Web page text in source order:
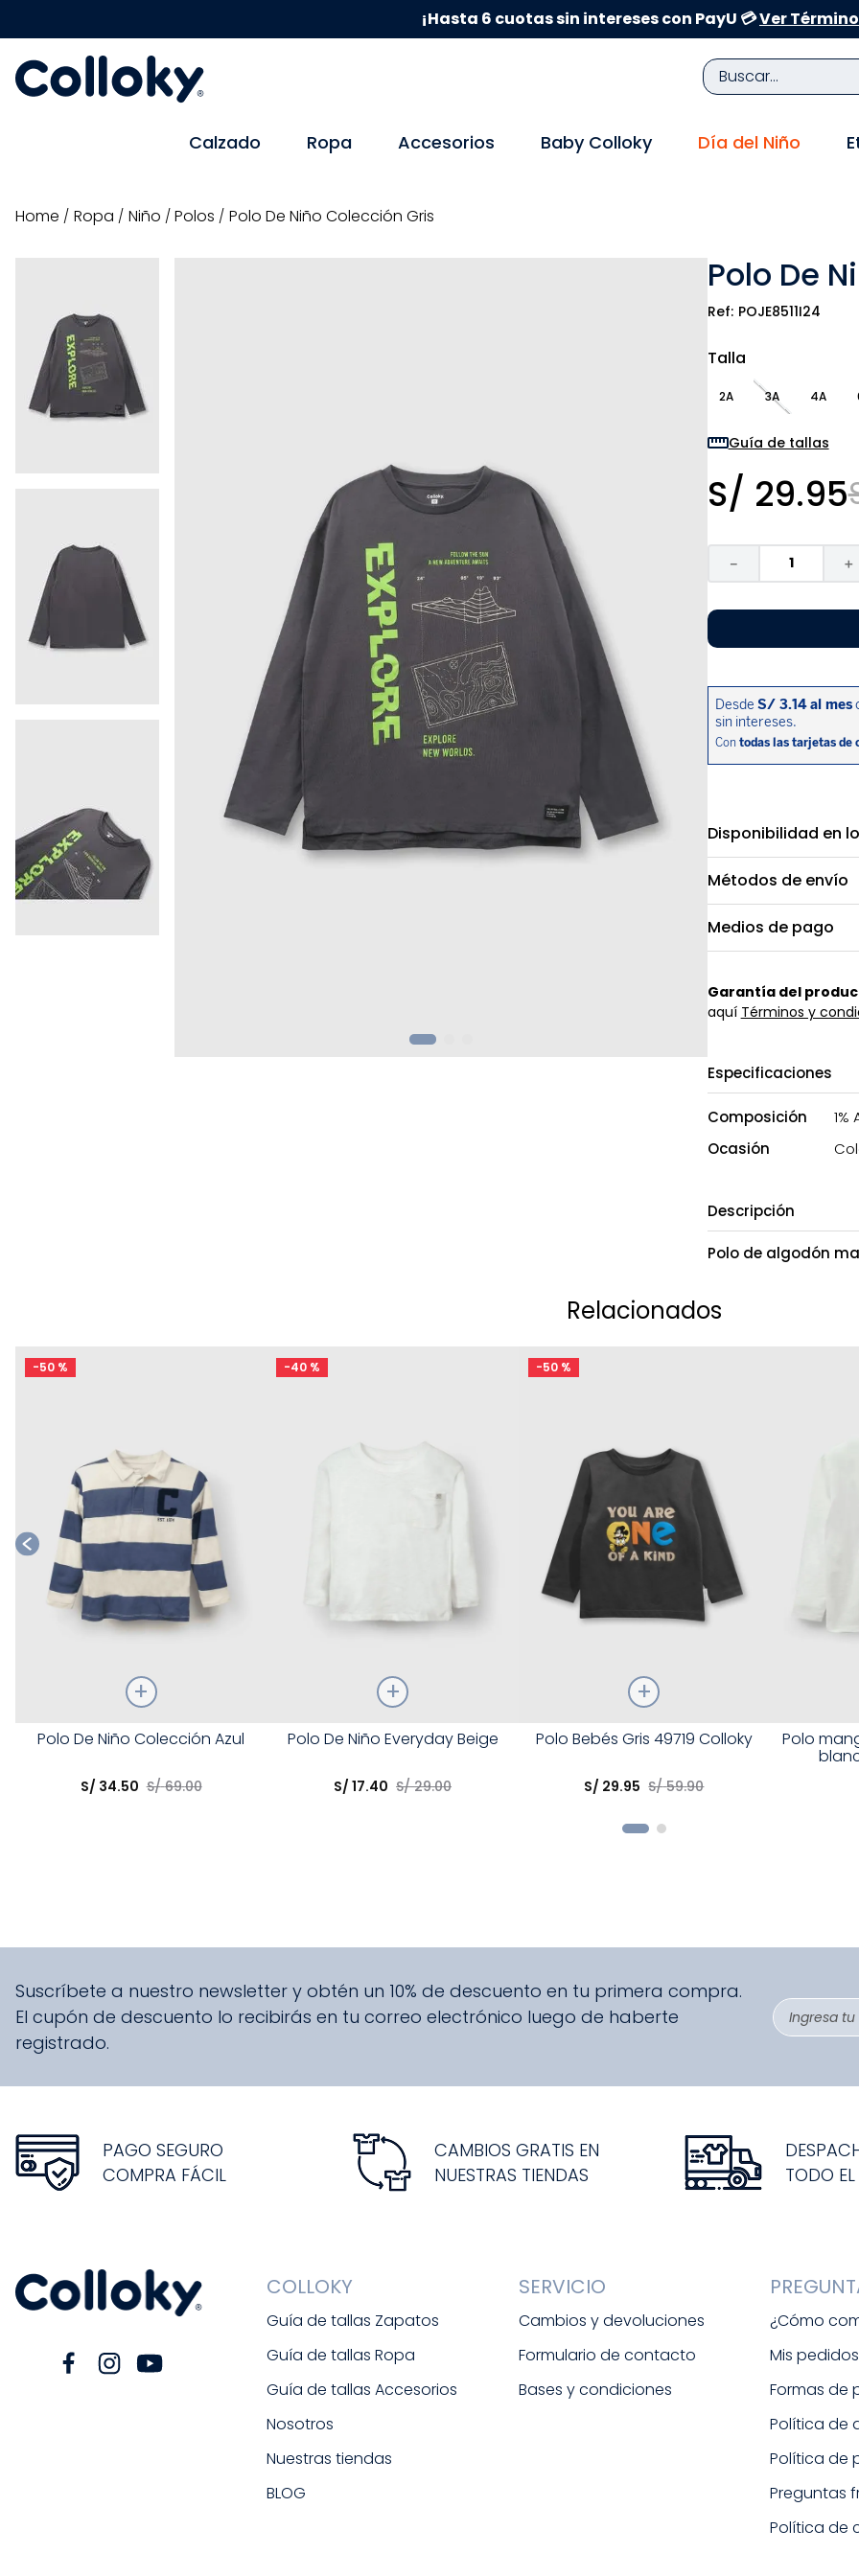
¡Hasta 6 cuotas sin intereses con PayU 💳Ver
Buscar...
Calzado Ropa Accesorios Baby Colloky Día del Niño
ropa niño polos Polo De Niño Colección Gris
Polo De
POJE8511I24
Talla
2A 3A 4A
Guía de tallas
S/ 29.95
＋
－
Disponibilidad en
Métodos de envío
Medios de pago
Garantía del
aquí Términos y
Especificaciones
Composición
1%
Ocasión
Descripción
Polo de algodón
Relacionados
-50 %
TallaPolo De Niño Colección Azul
S/ 34.50 S/ 69.00
-40 %
TallaPolo De Niño Everyday Beige
S/ 17.40 S/ 29.00
-50 %
Talla
Polo Bebés Gris 49719 Colloky
S/ 29.95 S/ 59.90
Talla
Elige una
Polo
Suscríbete a nuestro newsletter y obtén un 10% de descuento en tu primera compra.
El cupón de descuento lo recibirás en tu correo electrónico luego de haberte
registrado.
PAGO SEGURO
COMPRA FÁCIL
CAMBIOS GRATIS EN
NUESTRAS TIENDAS
TODO EL
COLLOKY
Guía de tallas Zapatos
Guía de tallas Ropa
Guía de tallas Accesorios
Nosotros
Nuestras tiendas
BLOG
SERVICIO
Cambios y devoluciones
Formulario de contacto
Bases y condiciones
¿Cómo
Mis pedidos
Formas de
Política de
Política de
Preguntas
Política de
TÉRMINOS MÁS BUSCADOS